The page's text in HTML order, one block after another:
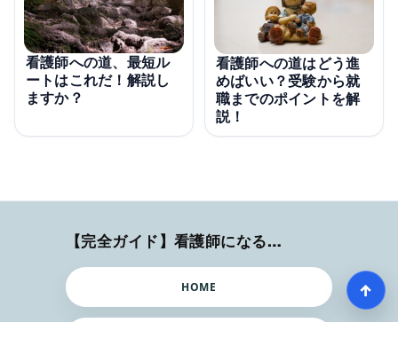
看護師への道、最短ル
ートはこれだ！解説し
ますか？
看護師への道はどう進
めばいい？受験から就
職までのポイントを解
説！
【完全ガイド】看護師になるまでのステップ＆スケジュール
HOME ↑